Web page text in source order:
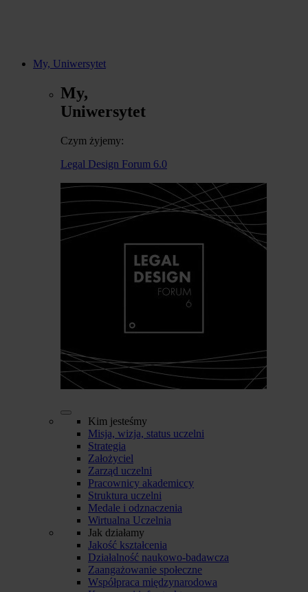
My, Uniwersytet
My,
Uniwersytet
Czym żyjemy:
Legal Design Forum 6.0
Kim jesteśmy
Misja, wizja, status uczelni
Strategia
Założyciel
Zarząd uczelni
Pracownicy akademiccy
Struktura uczelni
Medale i odznaczenia
Wirtualna Uczelnia
Jak działamy
Jakość kształcenia
Działalność naukowo-badawcza
Zaangażowanie społeczne
Współpraca międzynarodowa